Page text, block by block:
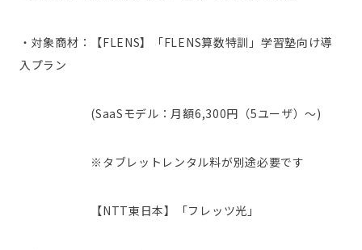
・対象商材：【FLENS】「FLENS算数特訓」学習塾向け導
入プラン
(SaaSモデル：月額6,300円（5ユーザ）～)
※タブレットレンタル料が別途必要です
【NTT東日本】「フレッツ光」